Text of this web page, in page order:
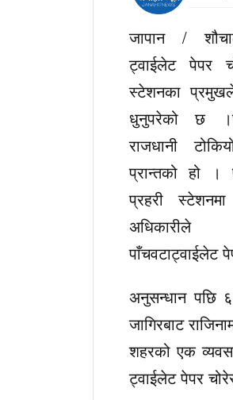
जापान /
ट्वाईलेट पेपर
स्टेशनका
धुनुपरेको छ
राजधानी
प्रान्तको हो ।
प्रहरी
अधिकारीले
पाँचवटाट्वाईलेट
अनुसन्धान पछि
जागिरबाट
शहरको एक
ट्वाईलेट पेपर